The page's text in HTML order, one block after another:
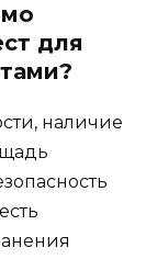
для
наличие